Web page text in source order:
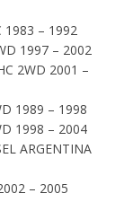
1983 – 1992
1997 – 2002
2WD 2001 –
1989 – 1998
1998 – 2004
ARGENTINA
– 2005